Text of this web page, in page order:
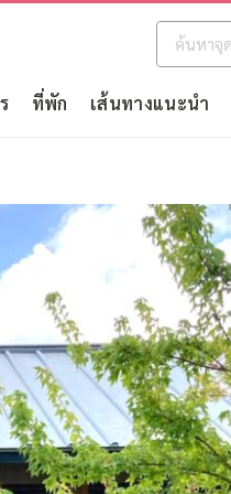
ที่พัก เส้นทางแนะนำ